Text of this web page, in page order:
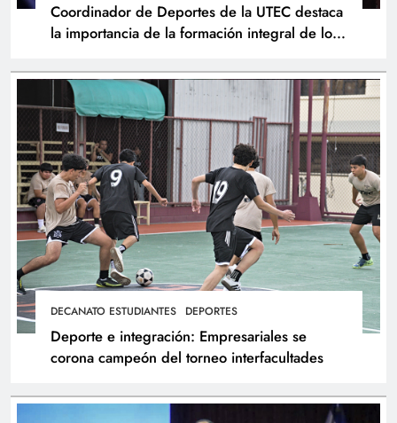
Coordinador de Deportes de la UTEC destaca
la importancia de la formación integral de los
DECANATO ESTUDIANTES DEPORTES
Deporte e integración: Empresariales se
corona campeón del torneo interfacultades